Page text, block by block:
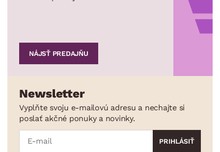
NÁJSŤ PREDAJŇU
Newsletter
Vyplňte svoju e-mailovú adresu a nechajte si
poslať akčné ponuky a novinky.